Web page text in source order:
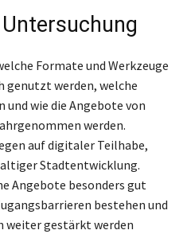
Formate und Werkzeuge
genutzt werden, welche
wie die Angebote von
werden.
auf digitaler Teilhabe,
Stadtentwicklung.
Angebote besonders gut
bestehen und
weiter gestärkt werden